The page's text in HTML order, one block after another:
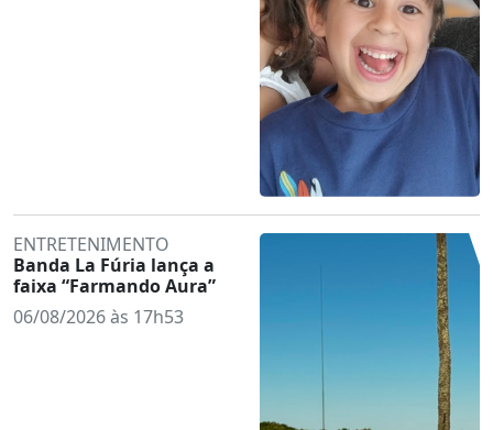
ENTRETENIMENTO
Banda La Fúria lança a
faixa “Farmando Aura”
06/08/2026 às 17h53